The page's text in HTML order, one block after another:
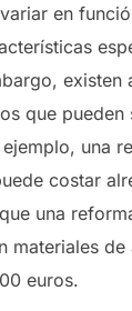
en
existen
que pueden
una
costar
una
materiales
euros.